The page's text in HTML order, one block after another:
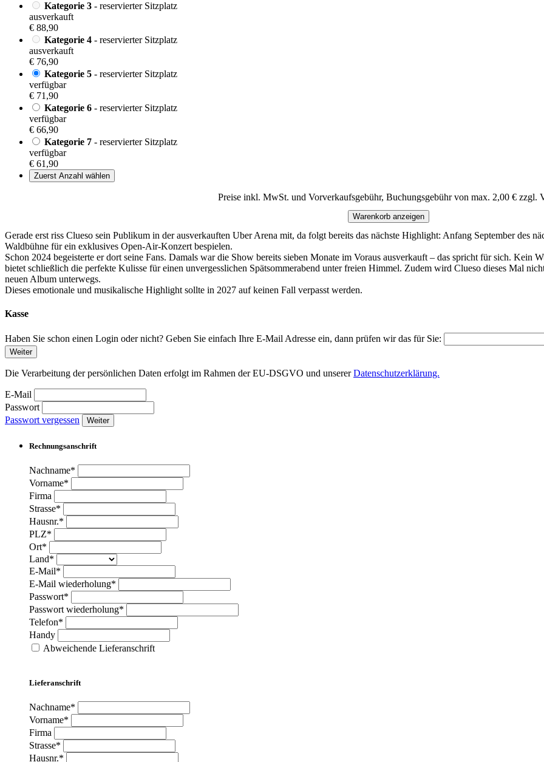
Kategorie 3 - reservierter Sitzplatz
ausverkauft
€ 88,90
Kategorie 4 - reservierter Sitzplatz
ausverkauft
€ 76,90
Kategorie 5 - reservierter Sitzplatz
verfügbar
€ 71,90
Kategorie 6 - reservierter Sitzplatz
verfügbar
€ 66,90
Kategorie 7 - reservierter Sitzplatz
verfügbar
€ 61,90
Zuerst Anzahl wählen
Preise inkl. MwSt. und Vorverkaufsgebühr, Buchungsgebühr von max. 2,00 € zzgl.
Warenkorb anzeigen
Gerade erst riss Clueso sein Publikum in der ausverkauften Uber Arena mit, da folgt bereits das nächste Highlight: Anfang September des
Waldbühne für ein exklusives Open-Air-Konzert bespielen.
Schon 2024 begeisterte er dort seine Fans. Damals war die Show bereits sieben Monate im Voraus ausverkauft – das spricht für sich. Kein
bietet schließlich die perfekte Kulisse für einen unvergesslichen Spätsommerabend unter freien Himmel. Zudem wird Clueso dieses Mal
neuen Album unterwegs.
Dieses emotionale und musikalische Highlight sollte in 2027 auf keinen Fall verpasst werden.
Kasse
Haben Sie schon einen Login oder nicht? Geben Sie einfach Ihre E-Mail Adresse ein, dann prüfen wir das für Sie:
Weiter
Die Verarbeitung der persönlichen Daten erfolgt im Rahmen der EU-DSGVO und unsererDatenschutzerklärung.
E-Mail
Passwort
Passwort vergessen
Weiter
Rechnungsanschrift
Nachname*
Vorname*
Firma
Strasse*
Hausnr.*
PLZ*
Ort*
Land*
E-Mail*
E-Mail wiederholung*
Passwort*
Passwort wiederholung*
Telefon*
Handy
Abweichende Lieferanschrift
Lieferanschrift
Nachname*
Vorname*
Firma
Strasse*
Hausnr.*